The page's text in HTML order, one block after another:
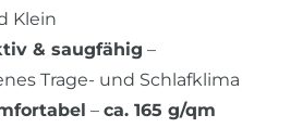
Klein
& saugfähig –
Trage- und Schlafklima
– ca. 165 g/qm